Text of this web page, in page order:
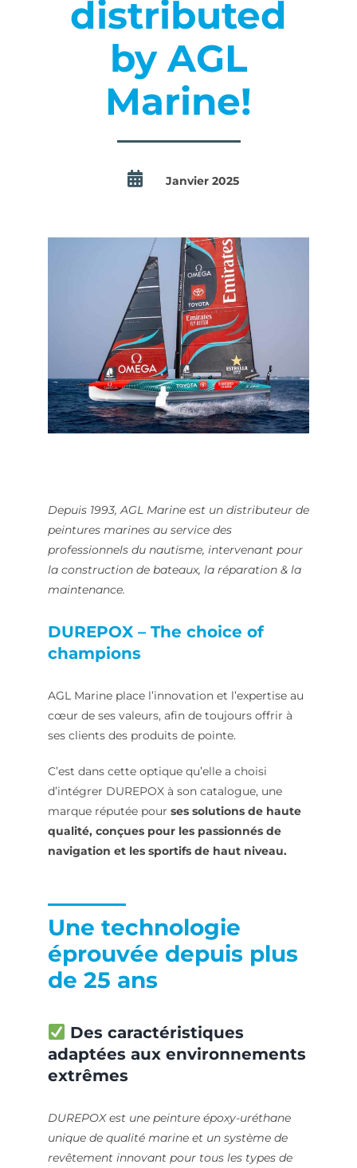
distributed
by AGL
Marine!
Janvier 2025
Depuis 1993, AGL Marine est un distributeur de
peintures marines au service des
professionnels du nautisme, intervenant pour
la construction de bateaux, la réparation & la
maintenance.
DUREPOX – The choice of
champions
AGL Marine place l’innovation et l’expertise au
cœur de ses valeurs, afin de toujours offrir à
ses clients des produits de pointe.
C’est dans cette optique qu’elle a choisi
d’intégrer DUREPOX à son catalogue, une
marque réputée pour ses solutions de haute
qualité, conçues pour les passionnés de
navigation et les sportifs de haut niveau.
Une technologie
éprouvée depuis plus
de 25 ans
Des caractéristiques
adaptées aux environnements
extrêmes
DUREPOX est une peinture époxy-uréthane
unique de qualité marine et un système de
revêtement innovant pour tous les types de